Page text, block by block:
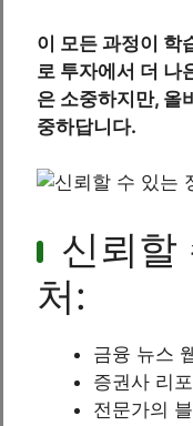
이 모든 과정이 학
로 투자에서 더 나
은 소중하지만, 올
중하답니다.
신뢰할
처:
금융 뉴스
증권사 리
전문가의